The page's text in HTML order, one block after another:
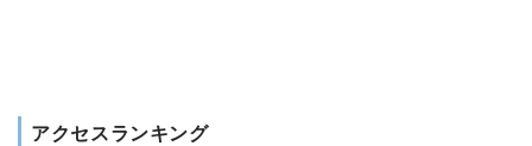
アクセスランキング